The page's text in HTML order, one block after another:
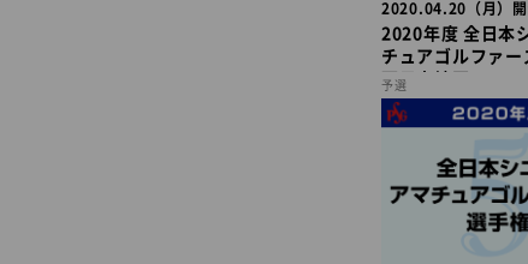
2020.04.20（月）
2020年度 全日本
チュアゴルファー
西日本地区
予選